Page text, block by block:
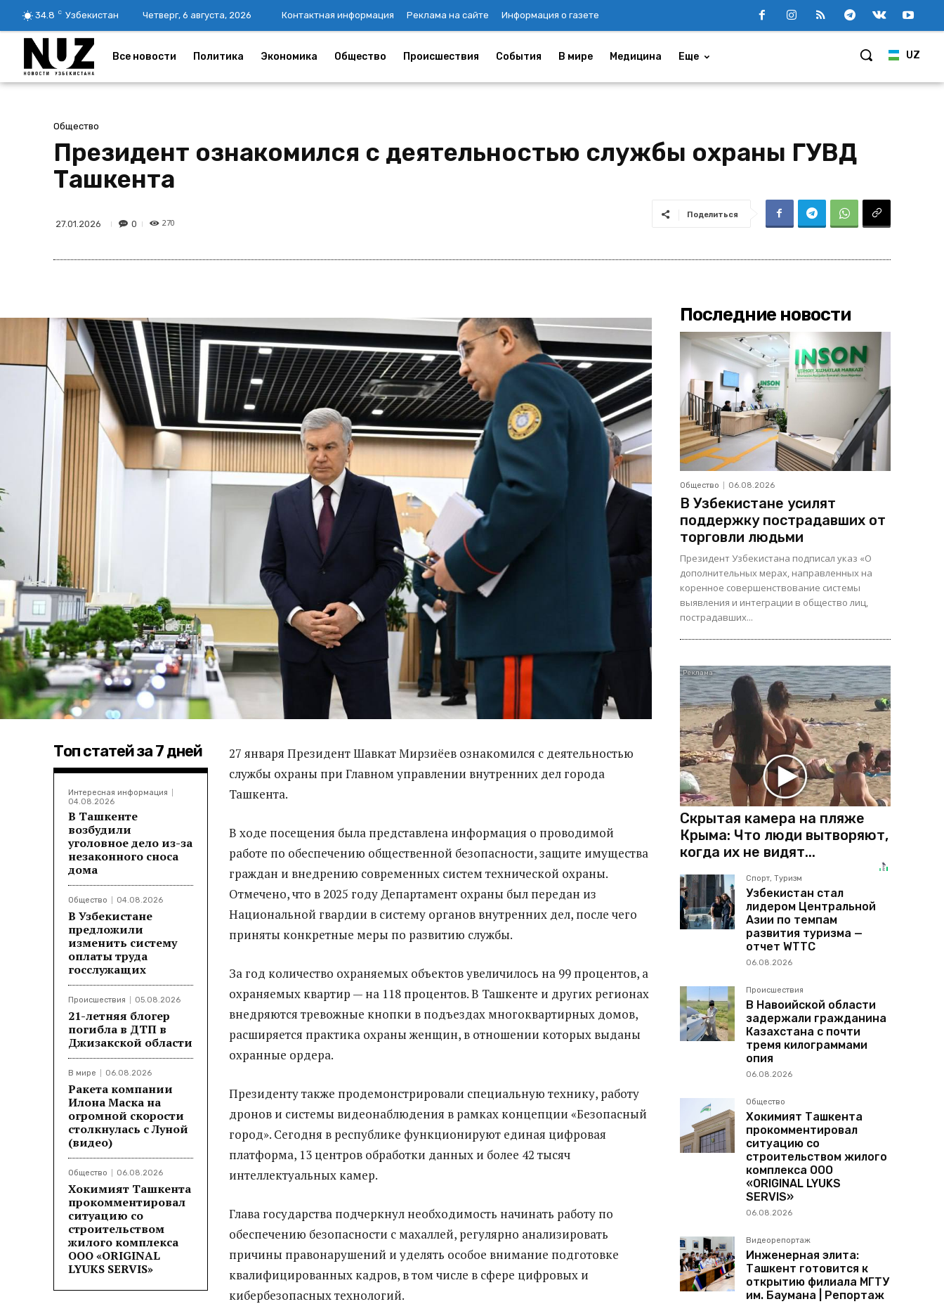
34.8 C Узбекистан Четверг, 6 августа, 2026 Контактная информация Реклама на сайте Информация о газете
UZ
Все новости Политика Экономика Общество Происшествия События В мире Медицина Еще
Общество
Президент ознакомился с деятельностью службы охраны ГУВД
Ташкента
27.01.2026 0 270
Поделиться
Топ статей за 7 дней
Интересная информация
04.08.2026
В Ташкенте
возбудили
уголовное дело из-за
незаконного сноса
дома
Общество 04.08.2026
В Узбекистане
предложили
изменить систему
оплаты труда
госслужащих
Происшествия 05.08.2026
21-летняя блогер
погибла в ДТП в
Джизакской области
В мире 06.08.2026
Ракета компании
Илона Маска на
огромной скорости
столкнулась с Луной
(видео)
Общество 06.08.2026
Хокимият Ташкента
прокомментировал
ситуацию со
строительством
жилого комплекса
ООО «ORIGINAL
LYUKS SERVIS»
27 января Президент Шавкат Мирзиёев ознакомился с деятельностью
службы охраны при Главном управлении внутренних дел города
Ташкента.
В ходе посещения была представлена информация о проводимой
работе по обеспечению общественной безопасности, защите имущества
граждан и внедрению современных систем технической охраны.
Отмечено, что в 2025 году Департамент охраны был передан из
Национальной гвардии в систему органов внутренних дел, после чего
приняты конкретные меры по развитию службы.
За год количество охраняемых объектов увеличилось на 99 процентов, а
охраняемых квартир — на 118 процентов. В Ташкенте и других регионах
внедряются тревожные кнопки в подъездах многоквартирных домов,
расширяется практика охраны женщин, в отношении которых выданы
охранные ордера.
Президенту также продемонстрировали специальную технику, работу
дронов и системы видеонаблюдения в рамках концепции «Безопасный
город». Сегодня в республике функционируют единая цифровая
платформа, 13 центров обработки данных и более 42 тысяч
интеллектуальных камер.
Глава государства подчеркнул необходимость начинать работу по
обеспечению безопасности с махаллей, регулярно анализировать
причины правонарушений и уделять особое внимание подготовке
квалифицированных кадров, в том числе в сфере цифровых и
кибербезопасных технологий.
Последние новости
Общество 06.08.2026
В Узбекистане усилят
поддержку пострадавших от
торговли людьми
Президент Узбекистана подписал указ «О
дополнительных мерах, направленных на
коренное совершенствование системы
выявления и интеграции в общество лиц,
пострадавших...
Скрытая камера на пляже
Крыма: Что люди вытворяют,
когда их не видят...
Спорт, Туризм
Узбекистан стал
лидером Центральной
Азии по темпам
развития туризма —
отчет WTTC
06.08.2026
Происшествия
В Навоийской области
задержали гражданина
Казахстана с почти
тремя килограммами
опия
06.08.2026
Общество
Хокимият Ташкента
прокомментировал
ситуацию со
строительством жилого
комплекса ООО
«ORIGINAL LYUKS
SERVIS»
06.08.2026
Видеорепортаж
Инженерная элита:
Ташкент готовится к
открытию филиала МГТУ
им. Баумана | Репортаж